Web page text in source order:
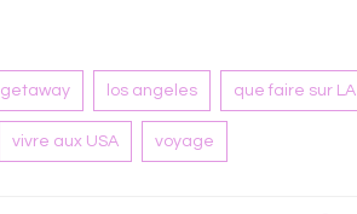
getaway los angeles que faire sur LA
vivre aux USA voyage